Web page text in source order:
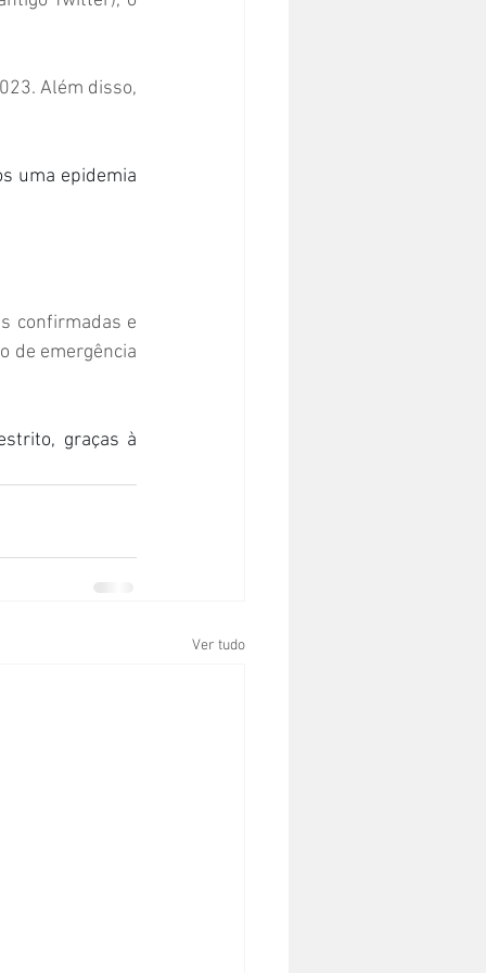
Além disso,
uma epidemia
confirmadas e
de emergência
graças à
Ver tudo